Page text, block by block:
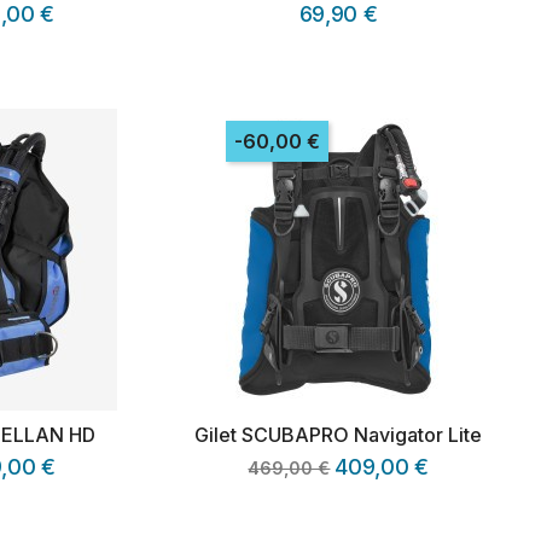
€ 69,90 €
HD
€
Gilet SCUBAPRO Navigator Lite
469,00 € 409,00 €
-60,00 €